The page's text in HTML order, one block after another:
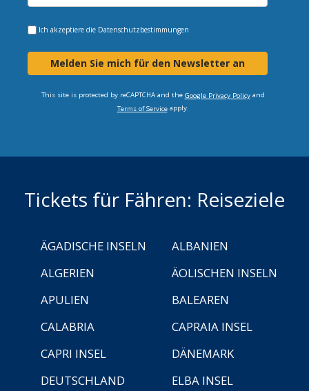
Ich akzeptiere die Datenschutzbestimmungen
Melden Sie mich für den Newsletter an
This site is protected by reCAPTCHA and the Google Privacy Policyand
Terms of Serviceapply.
Tickets für Fähren: Reiseziele
ÄGADISCHE INSELN
ALBANIEN
ALGERIEN
ÄOLISCHEN INSELN
APULIEN
BALEAREN
CALABRIA
CAPRAIA INSEL
CAPRI INSEL
DÄNEMARK
DEUTSCHLAND
ELBA INSEL